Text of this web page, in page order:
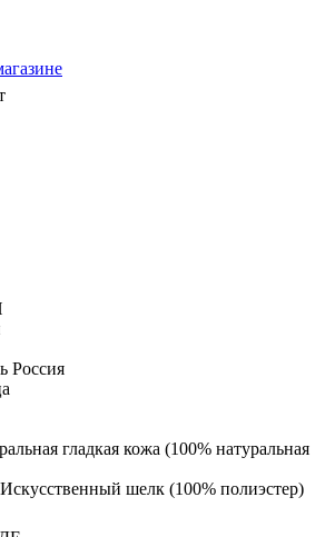
Россия
гладкая кожа (100% натуральная
Искусственный шелк (100% полиэстер)